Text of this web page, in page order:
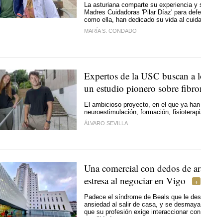
La asturiana comparte su experiencia
Madres Cuidadoras 'Pilar Díaz' para
como ella, han dedicado su vida al
MARÍA S. CONDADO
Expertos de la USC buscan
un estudio pionero sobre
El ambicioso proyecto, en el que ya
neuroestimulación, formación,
ÁLVARO SEVILLA
Una comercial con dedos de
estresa al negociar en Vigo
Padece el síndrome de Beals que le
ansiedad al salir de casa, y se
que su profesión exige interaccionar